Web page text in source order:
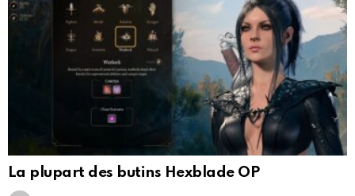
La plupart des butins Hexblade OP